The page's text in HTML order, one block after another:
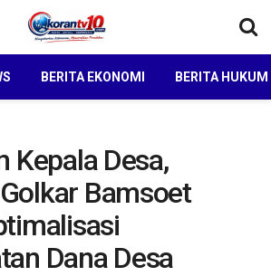
BERITA EKONOMI BERITA
Kepala Desa,
Bamsoet
Dana Desa